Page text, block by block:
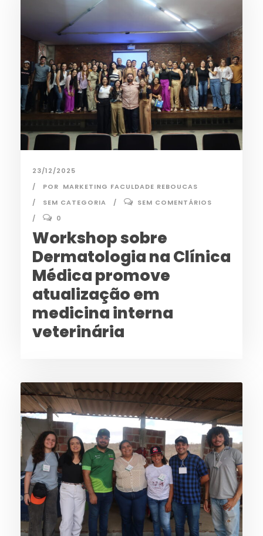
23/12/2025
POR MARKETING FACULDADE REBOUCAS
SEM CATEGORIA
SEM COMENTÁRIOS
0
Workshop sobre
Dermatologia na Clínica
Médica promove
atualização em
medicina interna
veterinária